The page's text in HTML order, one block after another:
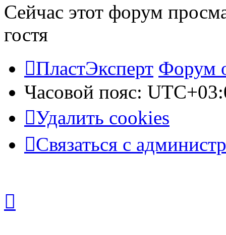
Сейчас этот форум
гостя
ПластЭксперт Форум
Часовой пояс:
Удалить cookies
Связаться с